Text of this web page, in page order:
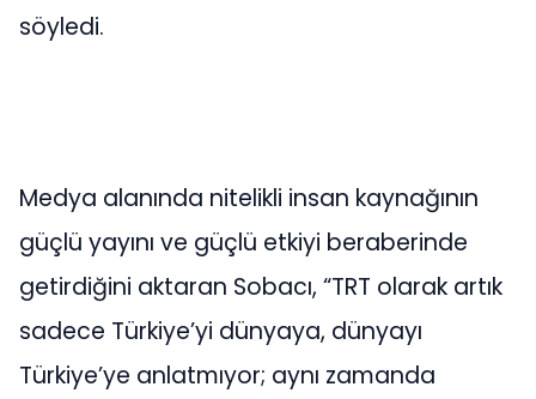
söyledi.
Medya alanında nitelikli insan kaynağının
güçlü yayını ve güçlü etkiyi beraberinde
getirdiğini aktaran Sobacı, “TRT olarak artık
sadece Türkiye’yi dünyaya, dünyayı
Türkiye’ye anlatmıyor; aynı zamanda